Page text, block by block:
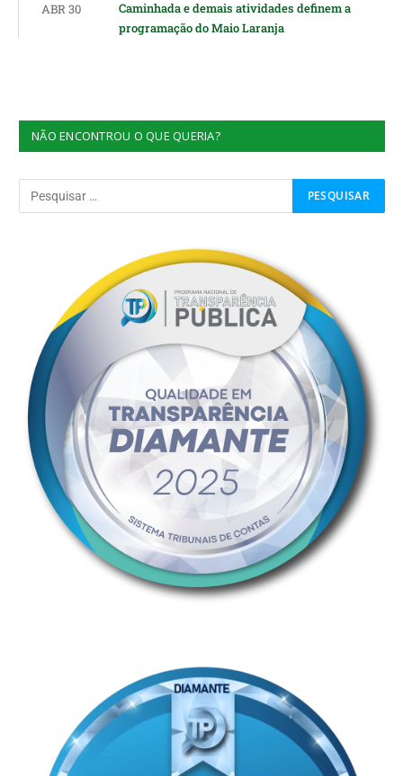
ABR 30
Caminhada e demais atividades definem a
programação do Maio Laranja
NÃO ENCONTROU O QUE QUERIA?